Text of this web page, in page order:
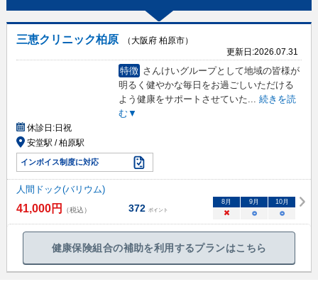
三恵クリニック柏原
（大阪府 柏原市）
更新日:2026.07.31
特徴 さんけいグループとして地域の皆様が
明るく健やかな毎日をお過ごしいただける
よう健康をサポートさせていた... 続きを読
む▼
休診日:日祝
安堂駅 / 柏原駅
インボイス制度に対応
人間ドック(バリウム)
41,000円 （税込） 372 ポイント
8月 9月 10月
× ○ ○
健康保険組合の補助を利用するプランはこちら